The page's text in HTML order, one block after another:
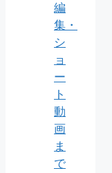
編
集・
シ
ョ
ー
ト
動
画
ま
で